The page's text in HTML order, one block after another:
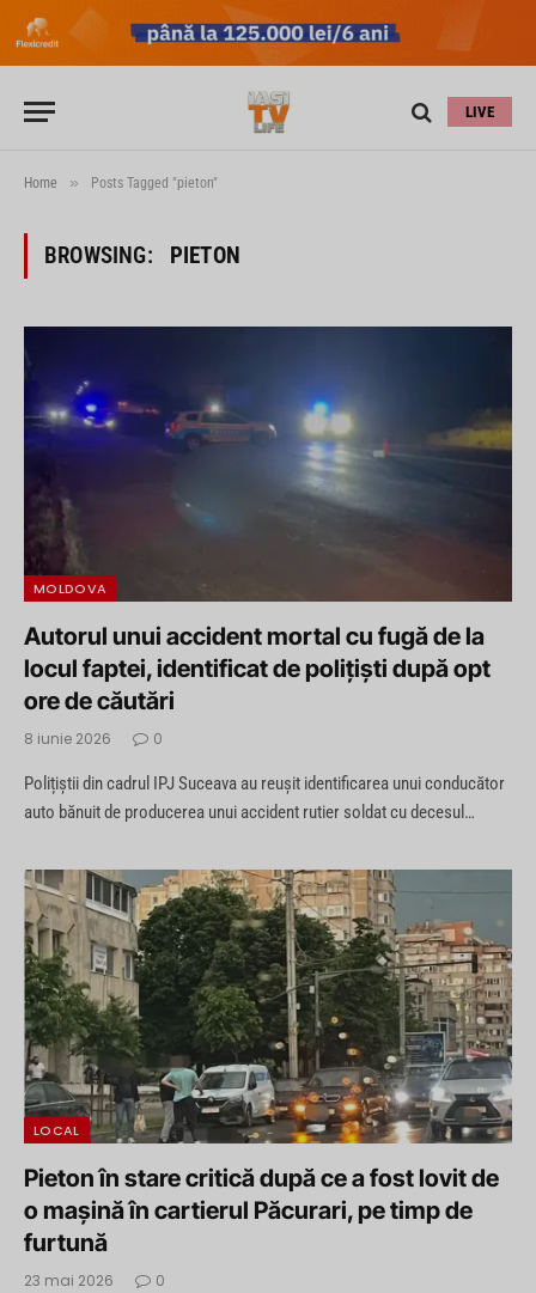
LIVE
Home » Posts Tagged "pieton"
BROWSING: PIETON
MOLDOVA
Autorul unui accident mortal cu fugă de la
locul faptei, identificat de polițiști după opt
ore de căutări
8 iunie 2026 0
Polițiștii din cadrul IPJ Suceava au reușit identificarea unui conducător
auto bănuit de producerea unui accident rutier soldat cu decesul…
LOCAL
Pieton în stare critică după ce a fost lovit de
o mașină în cartierul Păcurari, pe timp de
furtună
23 mai 2026 0